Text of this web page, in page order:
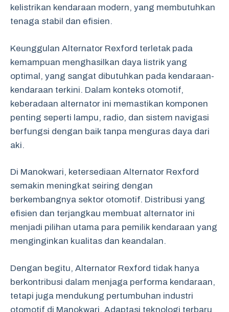
kelistrikan kendaraan modern, yang membutuhkan
tenaga stabil dan efisien.
Keunggulan Alternator Rexford terletak pada
kemampuan menghasilkan daya listrik yang
optimal, yang sangat dibutuhkan pada kendaraan-
kendaraan terkini. Dalam konteks otomotif,
keberadaan alternator ini memastikan komponen
penting seperti lampu, radio, dan sistem navigasi
berfungsi dengan baik tanpa menguras daya dari
aki.
Di Manokwari, ketersediaan Alternator Rexford
semakin meningkat seiring dengan
berkembangnya sektor otomotif. Distribusi yang
efisien dan terjangkau membuat alternator ini
menjadi pilihan utama para pemilik kendaraan yang
menginginkan kualitas dan keandalan.
Dengan begitu, Alternator Rexford tidak hanya
berkontribusi dalam menjaga performa kendaraan,
tetapi juga mendukung pertumbuhan industri
otomotif di Manokwari. Adaptasi teknologi terbaru